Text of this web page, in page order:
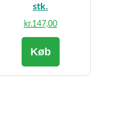
stk.
kr.147,00
Køb